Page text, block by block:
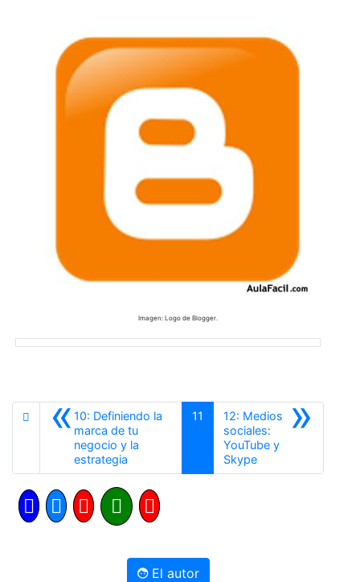
Imagen: Logo de Blogger.
«10: Definiendo la
marca de tu
negocio y la
estrategia
11 »
12: Medios
sociales:
YouTube y
SkypeSiguiente
El autor